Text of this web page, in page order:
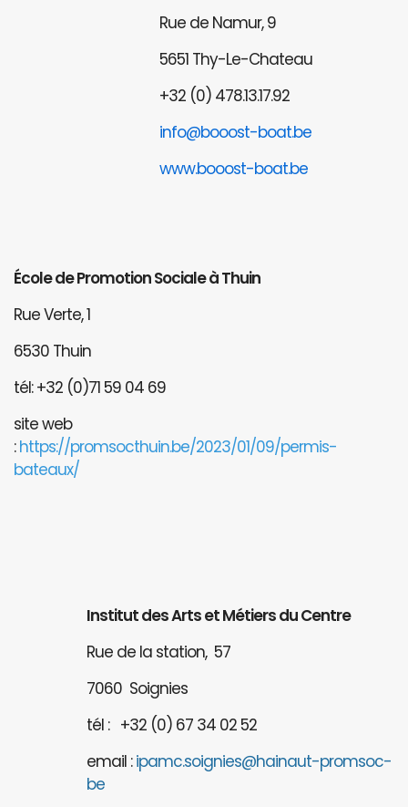
Rue de Namur, 9
5651 Thy-Le-Chateau
+32 (0) 478.13.17.92
info@booost-boat.be
www.booost-boat.be
École de Promotion Sociale à Thuin
Rue Verte, 1
6530 Thuin
tél: +32 (0)71 59 04 69
site web
:https://promsocthuin.be/2023/01/09/permis-
bateaux/
Institut des Arts et Métiers du Centre
Rue de la station, 57
7060 Soignies
tél : +32 (0) 67 34 02 52
email :ipamc.soignies@hainaut-promsoc-
be